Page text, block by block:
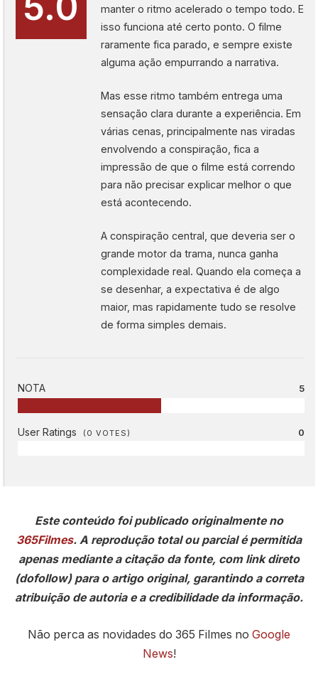
manter o ritmo acelerado o tempo todo. E
isso funciona até certo ponto. O filme
raramente fica parado, e sempre existe
alguma ação empurrando a narrativa.
Mas esse ritmo também entrega uma
sensação clara durante a experiência. Em
várias cenas, principalmente nas viradas
envolvendo a conspiração, fica a
impressão de que o filme está correndo
para não precisar explicar melhor o que
está acontecendo.
A conspiração central, que deveria ser o
grande motor da trama, nunca ganha
complexidade real. Quando ela começa a
se desenhar, a expectativa é de algo
maior, mas rapidamente tudo se resolve
de forma simples demais.
NOTA 5
User Ratings (0 VOTES) 0
Este conteúdo foi publicado originalmente no
365Filmes. A reprodução total ou parcial é permitida
apenas mediante a citação da fonte, com link direto
(dofollow) para o artigo original, garantindo a correta
atribuição de autoria e a credibilidade da informação.
Não perca as novidades do 365 Filmes no Google
News!